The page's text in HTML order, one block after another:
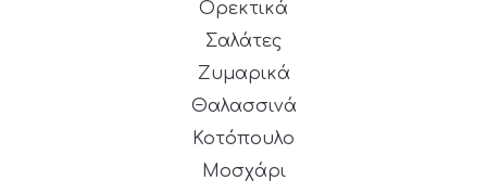
Ορεκτικά
Σαλάτες
Ζυμαρικά
Θαλασσινά
Κοτόπουλο
Μοσχάρι